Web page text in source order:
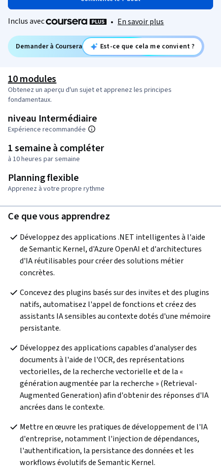
Inclus avec • En savoir plus
Demander à Coursera Est-ce que cela me convient ?
10 modules
Obtenez un aperçu d'un sujet et apprenez les principes
fondamentaux.
niveau Intermédiaire
Expérience recommandée
1 semaine à compléter
à 10 heures par semaine
Planning flexible
Apprenez à votre propre rythme
Ce que vous apprendrez
Développez des applications .NET intelligentes à l'aide
de Semantic Kernel, d'Azure OpenAI et d'architectures
d'IA réutilisables pour créer des solutions métier
concrètes.
Concevez des plugins basés sur des invites et des plugins
natifs, automatisez l'appel de fonctions et créez des
assistants IA sensibles au contexte dotés d'une mémoire
persistante.
Développez des applications capables d'analyser des
documents à l'aide de l'OCR, des représentations
vectorielles, de la recherche vectorielle et de la «
génération augmentée par la recherche » (Retrieval-
Augmented Generation) afin d'obtenir des réponses d'IA
ancrées dans le contexte.
Mettre en œuvre les pratiques de développement de l'IA
d'entreprise, notamment l'injection de dépendances,
l'authentification, la persistance des données et les
workflows évolutifs de Semantic Kernel.